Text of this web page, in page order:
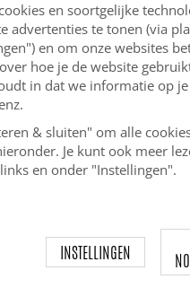
479
en soortgelijke
advertenties te tonen (via
en om onze websites
hoe je de website
in dat we informatie op
& sluiten" om alle
Je kunt ook meer
en onder "Instellingen".
INSTELLINGEN